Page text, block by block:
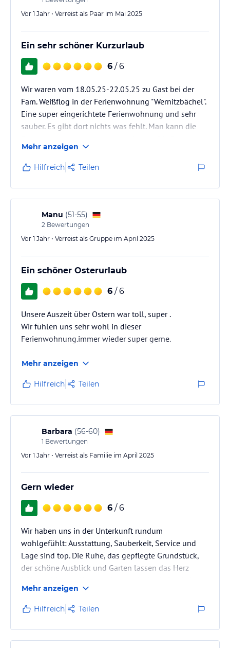
Vor 1 Jahr • Verreist als Paar im Mai 2025
Ein sehr schöner Kurzurlaub
6 / 6
Wir waren vom 18.05.25-22.05.25 zu Gast bei der
Fam. Weißflog in der Ferienwohnung "Wernitzbächel".
Eine super eingerichtete Ferienwohnung und sehr
sauber. Es gibt dort nichts was fehlt. Man kann die
Weißflog ist super nett. Wer einen erholsamen Urlaub
möchte, sollte die Ferienwohnung buchen. Wir
kommen auf jeden Fall sehr gerne wieder und freuen
uns darauf.
Viele Grüße Fam. Mädel aus Jena.
Mehr anzeigen
Hilfreich Teilen
Manu (51-55)
2 Bewertungen
Vor 1 Jahr • Verreist als Gruppe im April 2025
Ein schöner Osterurlaub
6 / 6
Unsere Auszeit über Ostern war toll, super .
Wir fühlen uns sehr wohl in dieser
Ferienwohnung.immer wieder super gerne.
Mehr anzeigen
Hilfreich Teilen
Barbara (56-60)
1 Bewertungen
Vor 1 Jahr • Verreist als Familie im April 2025
Gern wieder
6 / 6
Wir haben uns in der Unterkunft rundum
wohlgefühlt: Ausstattung, Sauberkeit, Service und
Lage sind top. Die Ruhe, das gepflegte Grundstück,
der schöne Ausblick und Garten lassen das Herz
auch durch eine sehr informative Homepage und
ausführliche Informationen im Vorhinein.
Mehr anzeigen
Hilfreich Teilen